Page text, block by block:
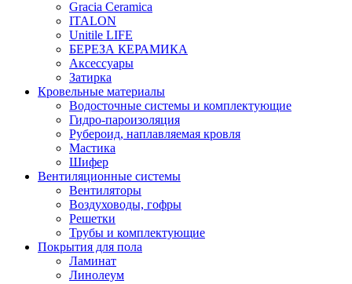
Gracia Ceramica
ITALON
Unitile LIFE
БЕРЕЗА КЕРАМИКА
Аксессуары
Затирка
Кровельные материалы
Водосточные системы и комплектующие
Гидро-пароизоляция
Рубероид, наплавляемая кровля
Мастика
Шифер
Вентиляционные системы
Вентиляторы
Воздуховоды, гофры
Решетки
Трубы и комплектующие
Покрытия для пола
Ламинат
Линолеум